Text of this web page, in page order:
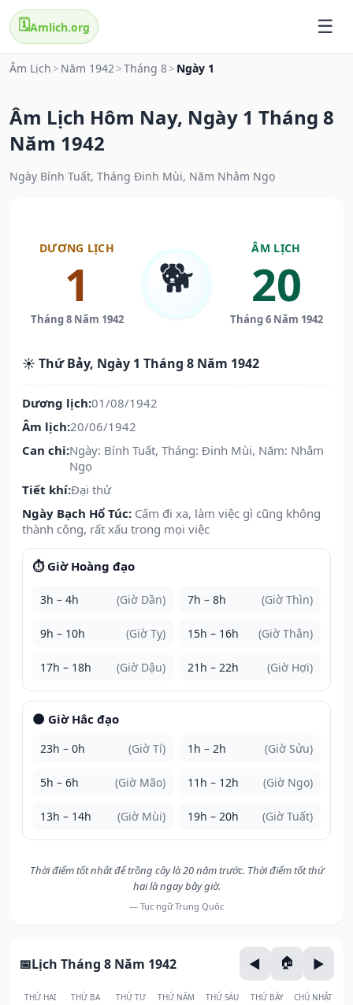
🗓️Amlich.org
Âm Lịch > Năm 1942>Tháng 8> Ngày 1
Âm Lịch Hôm Nay, Ngày 1 Tháng 8
Năm 1942
Ngày Bính Tuất, Tháng Đinh Mùi, Năm Nhâm Ngọ
DƯƠNG LỊCH
1
Tháng 8 Năm 1942
🐕
ÂM LỊCH
20
Tháng 6 Năm 1942
☀️ Thứ Bảy, Ngày 1 Tháng 8 Năm 1942
Dương lịch:01/08/1942
Âm lịch:20/06/1942
Can chi:Ngày: Bính Tuất, Tháng: Đinh Mùi, Năm: Nhâm
Ngọ
Tiết khí:Đại thử
Ngày Bạch Hổ Túc: Cấm đi xa, làm việc gì cũng không
thành công, rất xấu trong mọi việc
⏱️ Giờ Hoàng đạo
3h – 4h (Giờ Dần) 7h – 8h (Giờ Thìn)
9h – 10h (Giờ Tỵ) 15h – 16h (Giờ Thân)
17h – 18h (Giờ Dậu) 21h – 22h (Giờ Hợi)
🌑 Giờ Hắc đạo
23h – 0h (Giờ Tí) 1h – 2h (Giờ Sửu)
5h – 6h (Giờ Mão) 11h – 12h (Giờ Ngọ)
13h – 14h (Giờ Mùi) 19h – 20h (Giờ Tuất)
Thời điểm tốt nhất để trồng cây là 20 năm trước. Thời điểm tốt thứ
hai là ngay bây giờ.
— Tục ngữ Trung Quốc
Lịch Tháng 8 Năm 1942
THỨ HAI THỨ BA THỨ TƯ THỨ NĂM THỨ SÁU THỨ BẢY CHỦ NHẬT